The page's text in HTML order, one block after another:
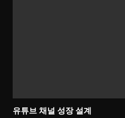
유튜브 채널 성장 설계